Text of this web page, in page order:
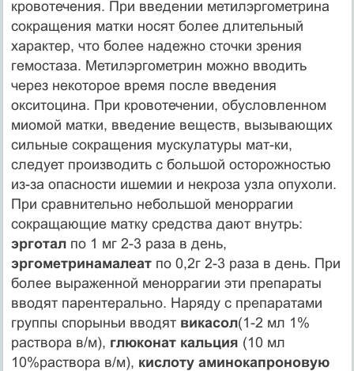
кровотечения. При введении метилэргометрина
сокращения матки носят более длительный
характер, что более надежно сточки зрения
гемостаза. Метилэргометрин можно вводить
через некоторое время после введения
окситоцина. При кровотечении, обусловленном
миомой матки, введение веществ, вызывающих
сильные сокращения мускулатуры мат-ки,
следует производить с большой осторожностью
из-за опасности ишемии и некроза узла опухоли.
При сравнительно небольшой меноррагии
сокращающие матку средства дают внутрь:
эрготалпо 1 мг 2-3 раза в день,
эргометринамалеатпо 0,2г 2-3 раза в день. При
более выраженной меноррагии эти препараты
вводят парентерально. Наряду с препаратами
группы спорыньи вводят викасол(1-2 мл 1%
раствора в/м), глюконат кальция (10 мл
10%раствора в/м), кислоту аминокапроновую